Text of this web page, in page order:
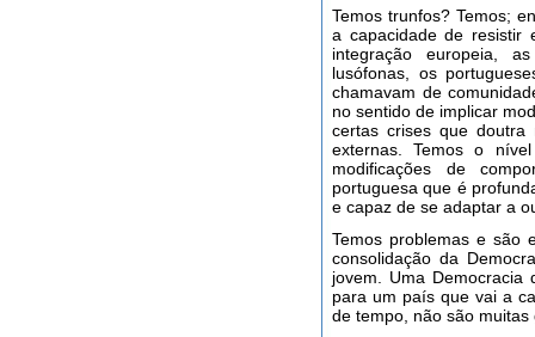
Temos trunfos? Temos;
a capacidade de resistir
integração europeia,
lusófonas, os
chamavam de
no sentido de implicar
certas crises que doutra
externas. Temos o
modificações de
portuguesa que é
e capaz de se adaptar a
Temos problemas e são
consolidação da
jovem. Uma
para um país que vai a
de tempo, não são muitas